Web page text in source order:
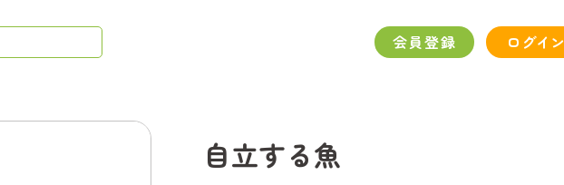
会員登録 ログイン
自立する魚